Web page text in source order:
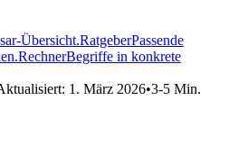
Übersicht.RatgeberPassende
RechnerBegriffe in konkrete
1. März 2026•3-5 Min.